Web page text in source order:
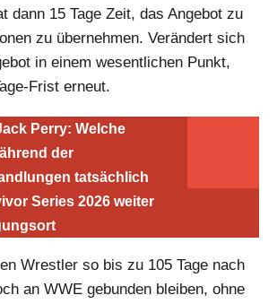
dann 15 Tage Zeit, das Angebot zu
zu übernehmen. Verändert sich
in einem wesentlichen Punkt,
Frist erneut.
Perry: Welche
der
tatsächlich
Series 2026 weiter
Wrestler so bis zu 105 Tage nach
an WWE gebunden bleiben, ohne